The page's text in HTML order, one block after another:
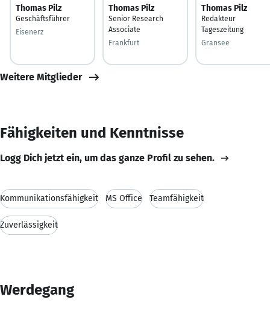
Thomas Pilz
Geschäftsführer
Eisenerz
Thomas Pilz
Senior Research
Associate
Frankfurt
Thomas Pilz
Redakteur
Tageszeitung
Gransee
Weitere Mitglieder
Fähigkeiten und Kenntnisse
Logg Dich jetzt ein, um das ganze Profil zu sehen.
Kommunikationsfähigkeit MS Office Teamfähigkeit
Zuverlässigkeit
Werdegang